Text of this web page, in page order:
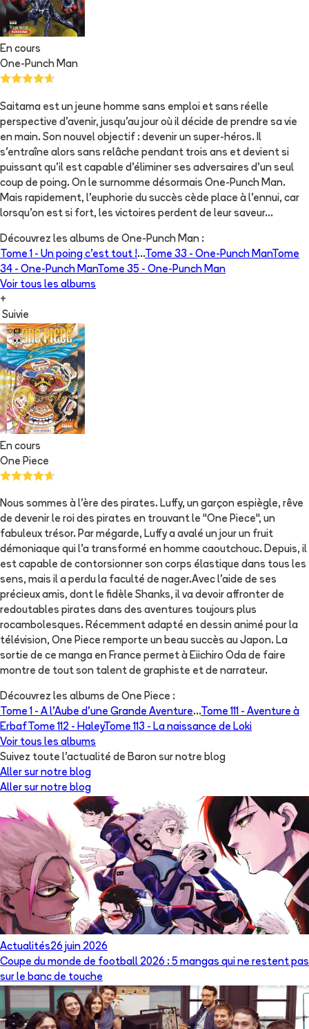
En cours
One-Punch Man
Saitama est un jeune homme sans emploi et sans réelle
perspective d'avenir, jusqu'au jour où il décide de prendre sa vie
en main. Son nouvel objectif : devenir un super-héros. Il
s'entraîne alors sans relâche pendant trois ans et devient si
puissant qu'il est capable d'éliminer ses adversaires d'un seul
coup de poing. On le surnomme désormais One-Punch Man.
Mais rapidement, l'euphorie du succès cède place à l'ennui, car
lorsqu'on est si fort, les victoires perdent de leur saveur...
Découvrez les albums de One-Punch Man :
Tome 1 - Un poing c’est tout !...Tome 33 - One-Punch ManTome
34 - One-Punch ManTome 35 - One-Punch Man
Voir tous les albums
+
Suivie
En cours
One Piece
Nous sommes à l'ère des pirates. Luffy, un garçon espiègle, rêve
de devenir le roi des pirates en trouvant le "One Piece", un
fabuleux trésor. Par mégarde, Luffy a avalé un jour un fruit
démoniaque qui l'a transformé en homme caoutchouc. Depuis, il
est capable de contorsionner son corps élastique dans tous les
sens, mais il a perdu la faculté de nager.Avec l'aide de ses
précieux amis, dont le fidèle Shanks, il va devoir affronter de
redoutables pirates dans des aventures toujours plus
rocambolesques. Récemment adapté en dessin animé pour la
télévision, One Piece remporte un beau succès au Japon. La
sortie de ce manga en France permet à Eiichiro Oda de faire
montre de tout son talent de graphiste et de narrateur.
Découvrez les albums de One Piece :
Tome 1 - A l'Aube d'une Grande Aventure...Tome 111 - Aventure à
Erbaf Tome 112 - HaleyTome 113 - La naissance de Loki
Voir tous les albums
Suivez toute l'actualité de Baron sur notre blog
Aller sur notre blog
Aller sur notre blog
Actualités26 juin 2026
Coupe du monde de football 2026 : 5 mangas qui ne restent pas
sur le banc de touche